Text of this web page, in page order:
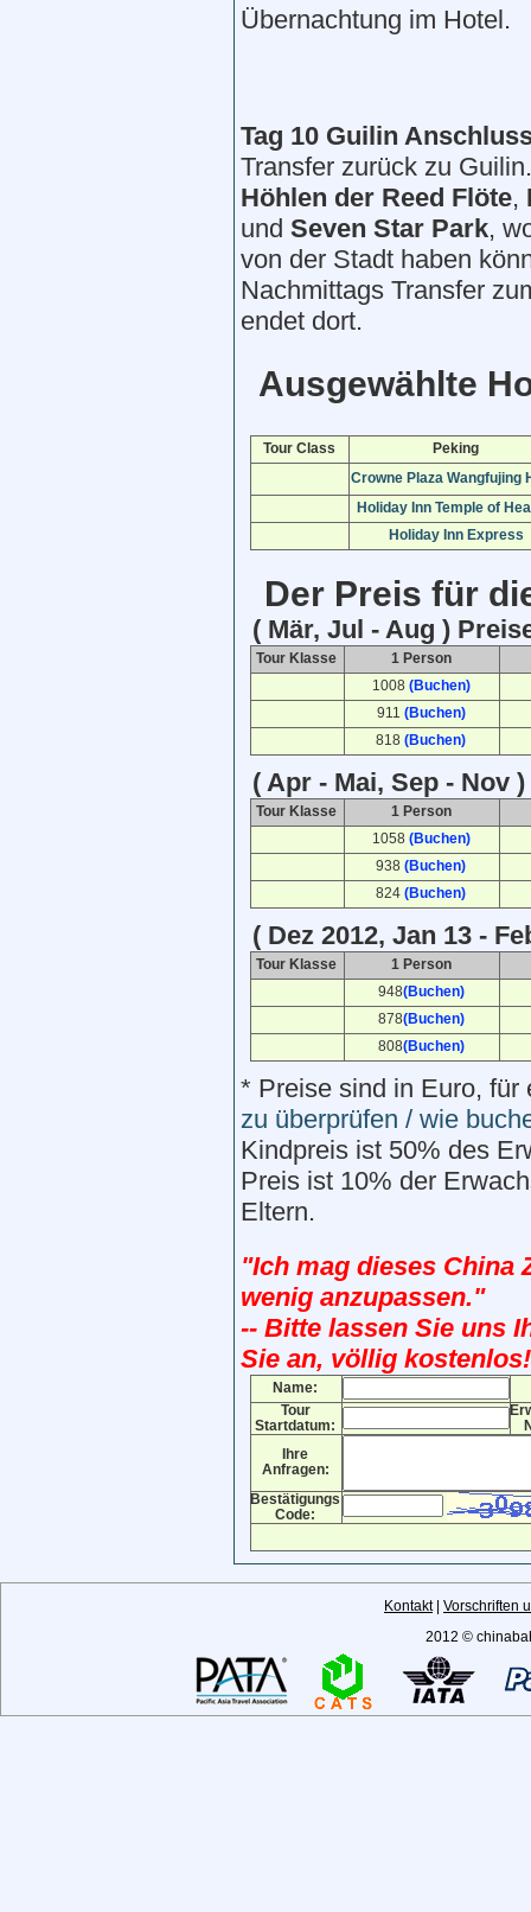
Übernachtung im Hotel.
Tag 10 Guilin
Transfer zurück zu
Höhlen der Reed Flöte,
und Seven Star Park,
von der Stadt haben
Nachmittags Transfer
endet dort.
Ausgewählte
Tour Class
Peking
Crowne Plaza Wangfujing
Holiday Inn Temple of
Holiday Inn Express
Der Preis für
( Mär, Jul - Aug )
Tour Klasse
1 Person
1008 (Buchen)
911 (Buchen)
818(Buchen)
( Apr - Mai, Sep - Nov
Tour Klasse
1 Person
1058 (Buchen)
938(Buchen)
824(Buchen)
( Dez 2012, Jan 13 -
Tour Klasse
1 Person
948(Buchen)
878(Buchen)
808(Buchen)
* Preise sind in Euro, für
zu überprüfen / wie
Kindpreis ist 50% des
Preis ist 10% der
Eltern.
"Ich mag dieses China
wenig anzupassen."
-- Bitte lassen Sie uns
Sie an, völlig kostenlos!
Name:
Tour
Startdatum:
Ihre
Anfragen:
Bestätigungs
Code:
Kontakt| Vorschriften
2012 ©